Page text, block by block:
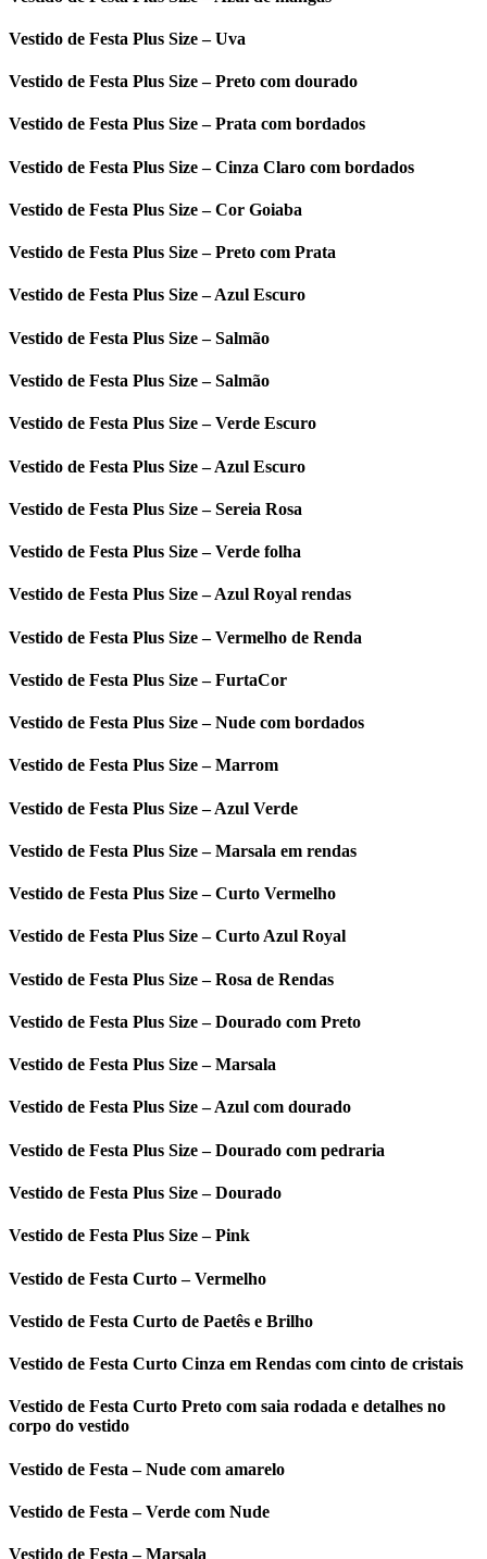
Vestido de Festa Plus Size – Uva
Vestido de Festa Plus Size – Preto com dourado
Vestido de Festa Plus Size – Prata com bordados
Vestido de Festa Plus Size – Cinza Claro com bordados
Vestido de Festa Plus Size – Cor Goiaba
Vestido de Festa Plus Size – Preto com Prata
Vestido de Festa Plus Size – Azul Escuro
Vestido de Festa Plus Size – Salmão
Vestido de Festa Plus Size – Salmão
Vestido de Festa Plus Size – Verde Escuro
Vestido de Festa Plus Size – Azul Escuro
Vestido de Festa Plus Size – Sereia Rosa
Vestido de Festa Plus Size – Verde folha
Vestido de Festa Plus Size – Azul Royal rendas
Vestido de Festa Plus Size – Vermelho de Renda
Vestido de Festa Plus Size – FurtaCor
Vestido de Festa Plus Size – Nude com bordados
Vestido de Festa Plus Size – Marrom
Vestido de Festa Plus Size – Azul Verde
Vestido de Festa Plus Size – Marsala em rendas
Vestido de Festa Plus Size – Curto Vermelho
Vestido de Festa Plus Size – Curto Azul Royal
Vestido de Festa Plus Size – Rosa de Rendas
Vestido de Festa Plus Size – Dourado com Preto
Vestido de Festa Plus Size – Marsala
Vestido de Festa Plus Size – Azul com dourado
Vestido de Festa Plus Size – Dourado com pedraria
Vestido de Festa Plus Size – Dourado
Vestido de Festa Plus Size – Pink
Vestido de Festa Curto – Vermelho
Vestido de Festa Curto de Paetês e Brilho
Vestido de Festa Curto Cinza em Rendas com cinto de cristais
Vestido de Festa Curto Preto com saia rodada e detalhes no
corpo do vestido
Vestido de Festa – Nude com amarelo
Vestido de Festa – Verde com Nude
Vestido de Festa – Marsala